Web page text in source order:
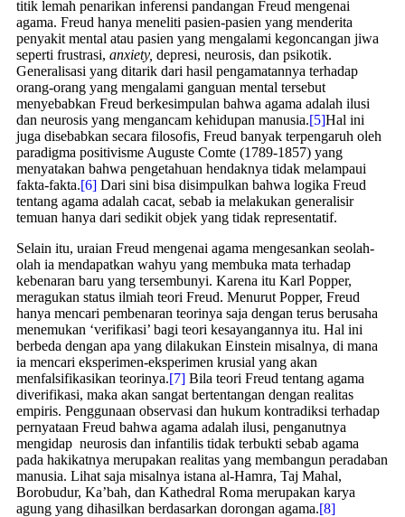
titik lemah penarikan inferensi pandangan Freud mengenai
agama. Freud hanya meneliti pasien-pasien yang menderita
penyakit mental atau pasien yang mengalami kegoncangan jiwa
seperti frustrasi, anxiety, depresi, neurosis, dan psikotik.
Generalisasi yang ditarik dari hasil pengamatannya terhadap
orang-orang yang mengalami ganguan mental tersebut
menyebabkan Freud berkesimpulan bahwa agama adalah ilusi
dan neurosis yang mengancam kehidupan manusia.[5]Hal ini
juga disebabkan secara filosofis, Freud banyak terpengaruh oleh
paradigma positivisme Auguste Comte (1789-1857) yang
menyatakan bahwa pengetahuan hendaknya tidak melampaui
fakta-fakta.[6] Dari sini bisa disimpulkan bahwa logika Freud
tentang agama adalah cacat, sebab ia melakukan generalisir
temuan hanya dari sedikit objek yang tidak representatif.
Selain itu, uraian Freud mengenai agama mengesankan seolah-
olah ia mendapatkan wahyu yang membuka mata terhadap
kebenaran baru yang tersembunyi. Karena itu Karl Popper,
meragukan status ilmiah teori Freud. Menurut Popper, Freud
hanya mencari pembenaran teorinya saja dengan terus berusaha
menemukan ‘verifikasi’ bagi teori kesayangannya itu. Hal ini
berbeda dengan apa yang dilakukan Einstein misalnya, di mana
ia mencari eksperimen-eksperimen krusial yang akan
menfalsifikasikan teorinya.[7] Bila teori Freud tentang agama
diverifikasi, maka akan sangat bertentangan dengan realitas
empiris. Penggunaan observasi dan hukum kontradiksi terhadap
pernyataan Freud bahwa agama adalah ilusi, penganutnya
mengidap neurosis dan infantilis tidak terbukti sebab agama
pada hakikatnya merupakan realitas yang membangun peradaban
manusia. Lihat saja misalnya istana al-Hamra, Taj Mahal,
Borobudur, Ka’bah, dan Kathedral Roma merupakan karya
agung yang dihasilkan berdasarkan dorongan agama.[8]